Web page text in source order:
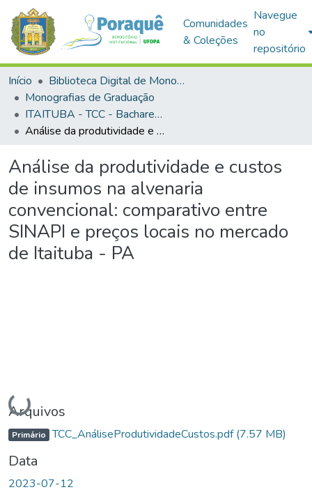
Comunidades
& Coleções
Navegue
no
repositório
Início
Biblioteca Digital de Monografias (BDM)
Monografias de Graduação
ITAITUBA - TCC - Bacharelado em Engenharia Civil
Análise da produtividade e custos de insumos na alvenaria convencional: comparativo entre SINAPI e preços locais no mercado de Itaituba - PA
Análise da produtividade e custos
de insumos na alvenaria
convencional: comparativo entre
SINAPI e preços locais no mercado
de Itaituba - PA
Carregando...
Arquivos
Primário TCC_AnáliseProdutividadeCustos.pdf(7.57 MB)
Data
2023-07-12